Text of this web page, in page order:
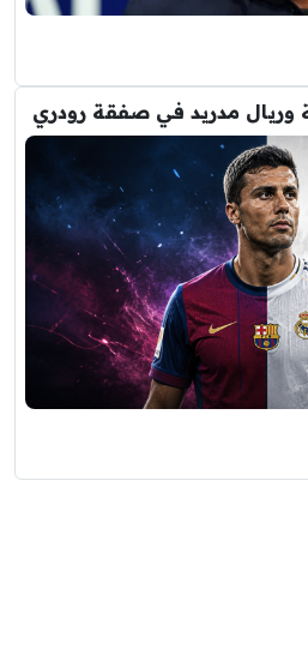
وريال مدريد في صفقة رودري